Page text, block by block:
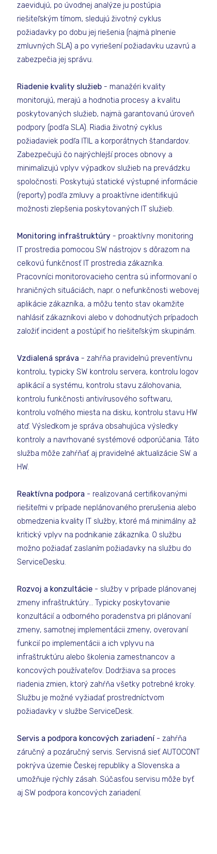
zaevidujú, po úvodnej analýze ju postúpia
riešiteľským tímom, sledujú životný cyklus
požiadavky po dobu jej riešenia (najmä plnenie
zmluvných SLA) a po vyriešení požiadavku uzavrú a
zabezpečia jej správu.
Riadenie kvality služieb - manažéri kvality
monitorujú, merajú a hodnotia procesy a kvalitu
poskytovaných služieb, najmä garantovanú úroveň
podpory (podľa SLA). Riadia životný cyklus
požiadaviek podľa ITIL a korporátnych štandardov.
Zabezpečujú čo najrýchlejší proces obnovy a
minimalizujú vplyv výpadkov služieb na prevádzku
spoločnosti. Poskytujú statické výstupné informácie
(reporty) podľa zmluvy a proaktívne identifikujú
možnosti zlepšenia poskytovaných IT služieb.
Monitoring infraštruktúry - proaktívny monitoring
IT prostredia pomocou SW nástrojov s dôrazom na
celkovú funkčnosť IT prostredia zákazníka.
Pracovníci monitorovacieho centra sú informovaní o
hraničných situáciách, napr. o nefunkčnosti webovej
aplikácie zákazníka, a môžu tento stav okamžite
nahlásiť zákazníkovi alebo v dohodnutých prípadoch
založiť incident a postúpiť ho riešiteľským skupinám.
Vzdialená správa - zahŕňa pravidelnú preventívnu
kontrolu, typicky SW kontrolu servera, kontrolu logov
aplikácií a systému, kontrolu stavu zálohovania,
kontrolu funkčnosti antivírusového softwaru,
kontrolu voľného miesta na disku, kontrolu stavu HW
atď. Výsledkom je správa obsahujúca výsledky
kontroly a navrhované systémové odporúčania. Táto
služba môže zahŕňať aj pravidelné aktualizácie SW a
HW.
Reaktívna podpora - realizovaná certifikovanými
riešiteľmi v prípade neplánovaného prerušenia alebo
obmedzenia kvality IT služby, ktoré má minimálny až
kritický vplyv na podnikanie zákazníka. O službu
možno požiadať zaslaním požiadavky na službu do
ServiceDesku.
Rozvoj a konzultácie - služby v prípade plánovanej
zmeny infraštruktúry... Typicky poskytovanie
konzultácií a odborného poradenstva pri plánovaní
zmeny, samotnej implementácii zmeny, overovaní
funkcií po implementácii a ich vplyvu na
infraštruktúru alebo školenia zamestnancov a
koncových používateľov. Dodržiava sa proces
riadenia zmien, ktorý zahŕňa všetky potrebné kroky.
Službu je možné vyžiadať prostredníctvom
požiadavky v službe ServiceDesk.
Servis a podpora koncových zariadení - zahŕňa
záručný a pozáručný servis. Servisná sieť AUTOCONT
pokrýva územie Českej republiky a Slovenska a
umožňuje rýchly zásah. Súčasťou servisu môže byť
aj SW podpora koncových zariadení.